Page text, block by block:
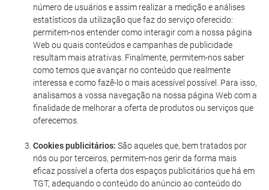
número de usuários e assim realizar a medição e análises
estatísticos da utilização que faz do serviço oferecido:
permitem-nos entender como interagir com a nossa página
Web ou quais conteúdos e campanhas de publicidade
resultam mais atrativas. Finalmente, permitem-nos saber
como temos que avançar no conteúdo que realmente
interessa e como fazê-lo o mais acessível possível. Para isso,
analisamos a vossa navegação na nossa página Web com a
finalidade de melhorar a oferta de produtos ou serviços que
oferecemos.
Cookies publicitários: São aqueles que, bem tratados por
nós ou por terceiros, permitem-nos gerir da forma mais
eficaz possível a oferta dos espaços publicitários que há em
TGT, adequando o conteúdo do anúncio ao conteúdo do